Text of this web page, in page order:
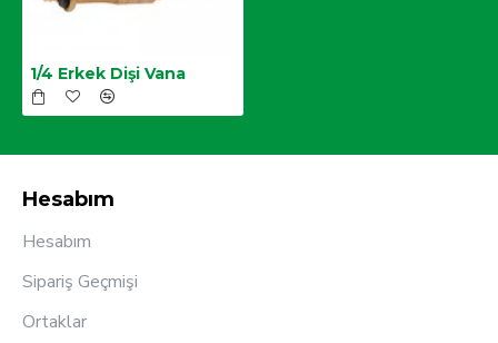
1/4 Erkek Dişi Vana
Hesabım
Hesabım
Sipariş Geçmişi
Ortaklar